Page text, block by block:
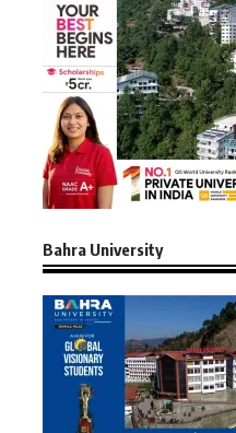
Bahra University